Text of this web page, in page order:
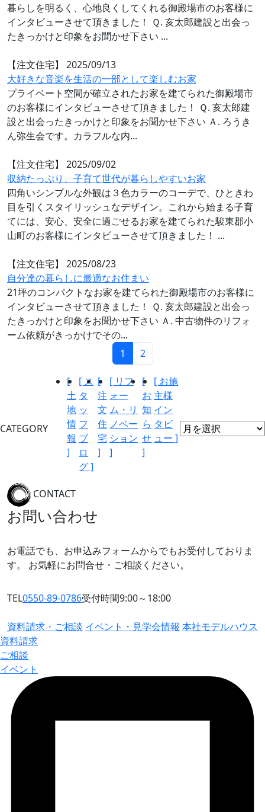
暮らしを明るく、心地良くしてくれる御殿場市のお客様に
インタビューさせて頂きました！ Ｑ. 亥太郎建設と出会っ
たきっかけと印象をお聞かせ下さい ...
【注文住宅】 2025/09/13
大好きな音楽を生活の一部として楽しむお家
プライベート空間が確立されたお家を建てられた御殿場市
のお客様にインタビューさせて頂きました！ Ｑ. 亥太郎建
設と出会ったきっかけと印象をお聞かせ下さい Ａ. ろうき
ん弥生会です。カラフルな内...
【注文住宅】 2025/09/02
収納たっぷり、子育て世代が暮らしやすいお家
四角いシンプルな外観は３色カラーのコーデで、ひときわ
目を引くスタイリッシュなデザイン。これから始まる子育
てには、安心、安全に過ごせるお家を建てられた駿東郡小
山町のお客様にインタビューさせて頂きました！ ...
【注文住宅】 2025/08/23
自分達の暮らしに最適なお住まい
21坪のコンパクトなお家を建てられた御殿場市のお客様に
インタビューさせて頂きました！ Ｑ. 亥太郎建設と出会っ
たきっかけと印象をお聞かせ下さい Ａ. 中古物件のリフォ
ーム依頼がきっかけでその...
1
2
CATEGORY
[
土
地
情
報
]
[ ス
タ
ッ
フ
ブ
ロ
グ ]
[
注
文
住
宅
]
[ リフ
ォー
ム・リ
ノベー
ション
]
[
お
知
ら
せ
]
[ お施
主様
イン
タビ
ュー ]
CONTACT
お問い合わせ
お電話でも、お申込みフォームからでもお受付しておりま
す。
お気軽にお問合せ・ご相談ください。
TEL0550-89-0786受付時間9:00～18:00
資料請求・ご相談 イベント・見学会情報 本社モデルハウス
資料請求
ご相談
イベント